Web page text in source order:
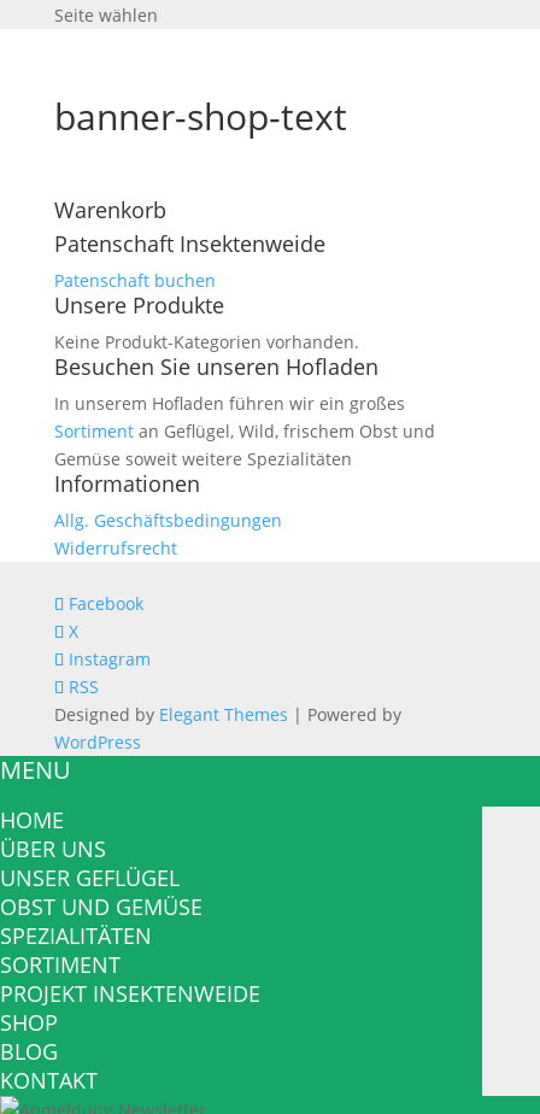
Seite wählen
banner-shop-text
Warenkorb
Patenschaft Insektenweide
Patenschaft buchen
Unsere Produkte
Keine Produkt-Kategorien vorhanden.
Besuchen Sie unseren Hofladen
In unserem Hofladen führen wir ein großes
Sortimentan Geflügel, Wild, frischem Obst und
Gemüse soweit weitere Spezialitäten
Informationen
Allg. Geschäftsbedingungen
Widerrufsrecht
Facebook
X
Instagram
RSS
Designed by Elegant Themes | Powered by
WordPress
MENU
HOME
ÜBER UNS
UNSER GEFLÜGEL
OBST UND GEMÜSE
SPEZIALITÄTEN
SORTIMENT
PROJEKT INSEKTENWEIDE
SHOP
BLOG
KONTAKT